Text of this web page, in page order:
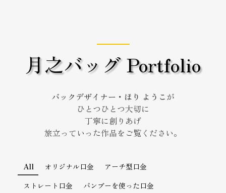
月之バッグ Portfolio
バックデザイナー・ほり ようこ が
ひとつひとつ大切に
丁寧に創りあげ
旅立っていった作品をご覧ください。
All オリジナル口金
アーチ型口金
ストレート口金
バンブーを使った口金